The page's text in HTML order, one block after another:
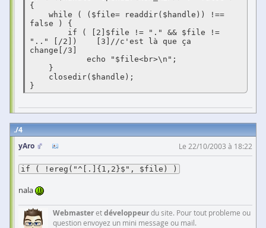
{
false ) {
".." [/2])    [3]//c'est là que ça
change[/3]
4
yAro
Le 22/10/2003 à 18:22
if ( !ereg("^[.]{1,2}$", $file) )
nala
Webmasteretdéveloppeurdu site. Pour tout probleme ou
question envoyez un mini message ou mail.